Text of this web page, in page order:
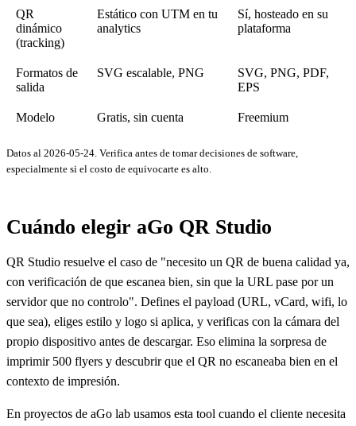
QR
dinámico
(tracking)
Estático con UTM en tu
analytics
Sí, hosteado en su
plataforma
Formatos de
salida
SVG escalable, PNG
SVG, PNG, PDF,
EPS
Modelo Gratis, sin cuenta Freemium
Datos al 2026-05-24. Verifica antes de tomar decisiones de software,
especialmente si el costo de equivocarte es alto.
Cuándo elegir aGo QR Studio
QR Studio resuelve el caso de "necesito un QR de buena calidad ya,
con verificación de que escanea bien, sin que la URL pase por un
servidor que no controlo". Defines el payload (URL, vCard, wifi, lo
que sea), eliges estilo y logo si aplica, y verificas con la cámara del
propio dispositivo antes de descargar. Eso elimina la sorpresa de
imprimir 500 flyers y descubrir que el QR no escaneaba bien en el
contexto de impresión.
En proyectos de aGo lab usamos esta tool cuando el cliente necesita